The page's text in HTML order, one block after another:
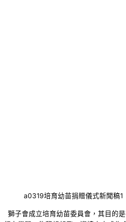
a0319培育幼苗捐贈儀式新聞稿1
獅子會成立培育幼苗委員會，其目的